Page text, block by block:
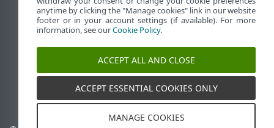
Prikaz mesta na namizju
End of Life
Zbirka znanja družbe ESET
Forum družbe ESET
ESET Status Portal
Podpora v regiji
anytime by clicking the "Manage cookies" link in our website
footer or in your account settings (if available). For more
information, see ourCookie Policy.
ACCEPT ALL AND CLOSE
ACCEPT ESSENTIAL COOKIES ONLY
MANAGE COOKIES